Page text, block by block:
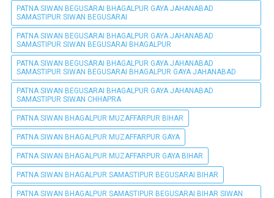
PATNA SIWAN BEGUSARAI BHAGALPUR GAYA JAHANABAD
SAMASTIPUR SIWAN BEGUSARAI
PATNA SIWAN BEGUSARAI BHAGALPUR GAYA JAHANABAD
SAMASTIPUR SIWAN BEGUSARAI BHAGALPUR
PATNA SIWAN BEGUSARAI BHAGALPUR GAYA JAHANABAD
SAMASTIPUR SIWAN BEGUSARAI BHAGALPUR GAYA JAHANABAD
PATNA SIWAN BEGUSARAI BHAGALPUR GAYA JAHANABAD
SAMASTIPUR SIWAN CHHAPRA
PATNA SIWAN BHAGALPUR MUZAFFARPUR BIHAR
PATNA SIWAN BHAGALPUR MUZAFFARPUR GAYA
PATNA SIWAN BHAGALPUR MUZAFFARPUR GAYA BIHAR
PATNA SIWAN BHAGALPUR SAMASTIPUR BEGUSARAI BIHAR
PATNA SIWAN BHAGALPUR SAMASTIPUR BEGUSARAI BIHAR SIWAN